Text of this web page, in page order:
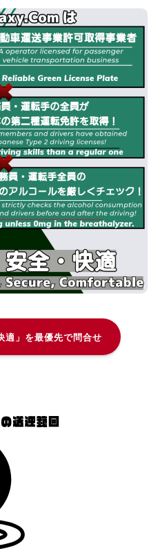
適」を最優先で問合せ